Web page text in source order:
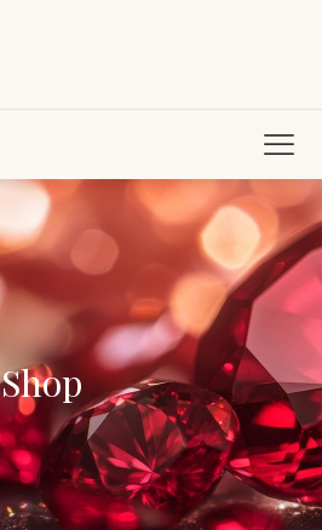
Shop